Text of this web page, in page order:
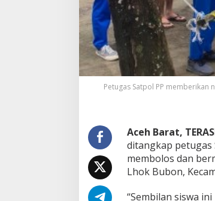
M
a
i
n
h
i
D
n
o
d
i
P
Petugas Satpol PP
Aceh Barat,
ditangkap petugas
membolos dan
Lhok Bubon,
“Sembilan siswa